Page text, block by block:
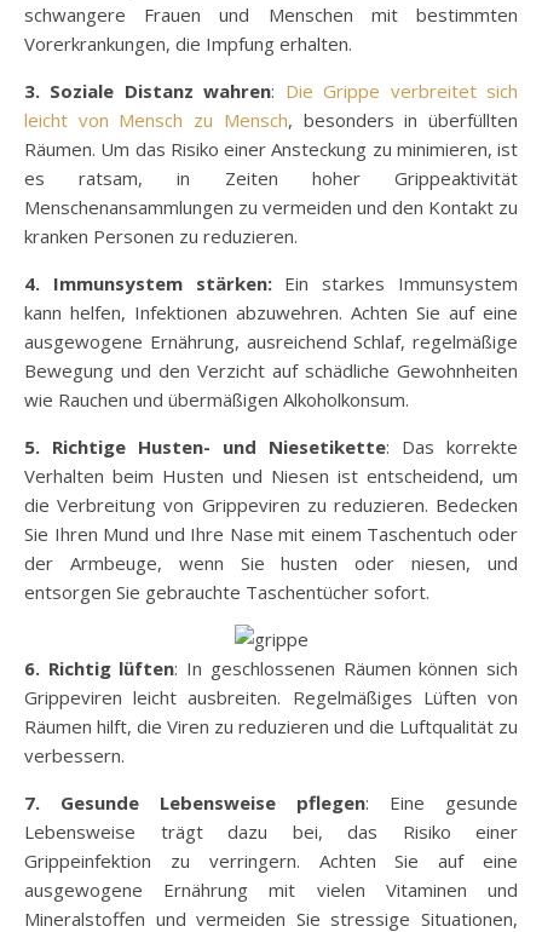
schwangere Frauen und Menschen mit bestimmten
Vorerkrankungen, die Impfung erhalten.
3. Soziale Distanz wahren: Die Grippe verbreitet sich
leicht von Mensch zu Mensch, besonders in überfüllten
Räumen. Um das Risiko einer Ansteckung zu minimieren, ist
es ratsam, in Zeiten hoher Grippeaktivität
Menschenansammlungen zu vermeiden und den Kontakt zu
kranken Personen zu reduzieren.
4. Immunsystem stärken:Ein starkes Immunsystem
kann helfen, Infektionen abzuwehren. Achten Sie auf eine
ausgewogene Ernährung, ausreichend Schlaf, regelmäßige
Bewegung und den Verzicht auf schädliche Gewohnheiten
wie Rauchen und übermäßigen Alkoholkonsum.
5. Richtige Husten- und Niesetikette: Das korrekte
Verhalten beim Husten und Niesen ist entscheidend, um
die Verbreitung von Grippeviren zu reduzieren. Bedecken
Sie Ihren Mund und Ihre Nase mit einem Taschentuch oder
der Armbeuge, wenn Sie husten oder niesen, und
entsorgen Sie gebrauchte Taschentücher sofort.
6. Richtig lüften: In geschlossenen Räumen können sich
Grippeviren leicht ausbreiten. Regelmäßiges Lüften von
Räumen hilft, die Viren zu reduzieren und die Luftqualität zu
verbessern.
7. Gesunde Lebensweise pflegen: Eine gesunde
Lebensweise trägt dazu bei, das Risiko einer
Grippeinfektion zu verringern. Achten Sie auf eine
ausgewogene Ernährung mit vielen Vitaminen und
Mineralstoffen und vermeiden Sie stressige Situationen,